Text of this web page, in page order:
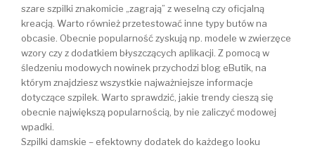
szare szpilki znakomicie „zagrają” z weselną czy oficjalną
kreacją. Warto również przetestować inne typy butów na
obcasie. Obecnie popularność zyskują np. modele w zwierzęce
wzory czy z dodatkiem błyszczących aplikacji. Z pomocą w
śledzeniu modowych nowinek przychodzi blog eButik, na
którym znajdziesz wszystkie najważniejsze informacje
dotyczące szpilek. Warto sprawdzić, jakie trendy cieszą się
obecnie największą popularnością, by nie zaliczyć modowej
wpadki.
Szpilki damskie – efektowny dodatek do każdego looku